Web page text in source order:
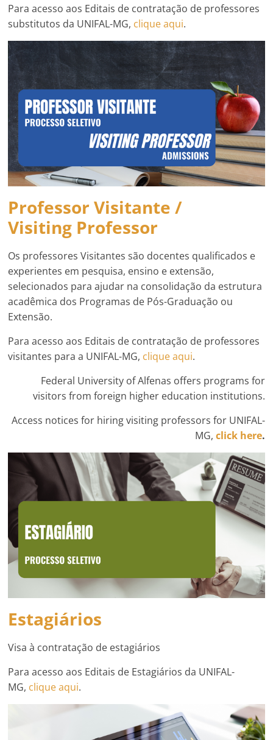
Para acesso aos Editais de contratação de professores
substitutos da UNIFAL-MG, clique aqui.
Professor Visitante /
Visiting Professor
Os professores Visitantes são docentes qualificados e
experientes em pesquisa, ensino e extensão,
selecionados para ajudar na consolidação da estrutura
acadêmica dos Programas de Pós-Graduação ou
Extensão.
Para acesso aos Editais de contratação de professores
visitantes para a UNIFAL-MG, clique aqui.
Federal University of Alfenas offers programs for
visitors from foreign higher education institutions.
Access notices for hiring visiting professors for UNIFAL-
MG, click here.
Estagiários
Visa à contratação de estagiários
Para acesso aos Editais de Estagiários da UNIFAL-
MG, clique aqui.